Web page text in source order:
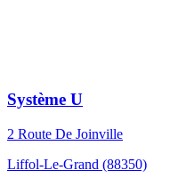
Système U
2 Route De Joinville
Liffol-Le-Grand (88350)